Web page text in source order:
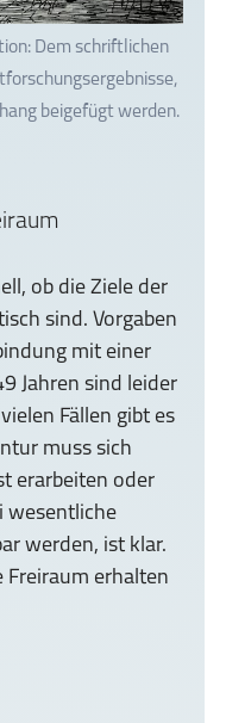
Dem schriftlichen
beigefügt werden.
ob die Ziele der
sind. Vorgaben
mit einer
Jahren sind leider
Fällen gibt es
muss sich
erarbeiten oder
wesentliche
werden, ist klar.
Freiraum erhalten